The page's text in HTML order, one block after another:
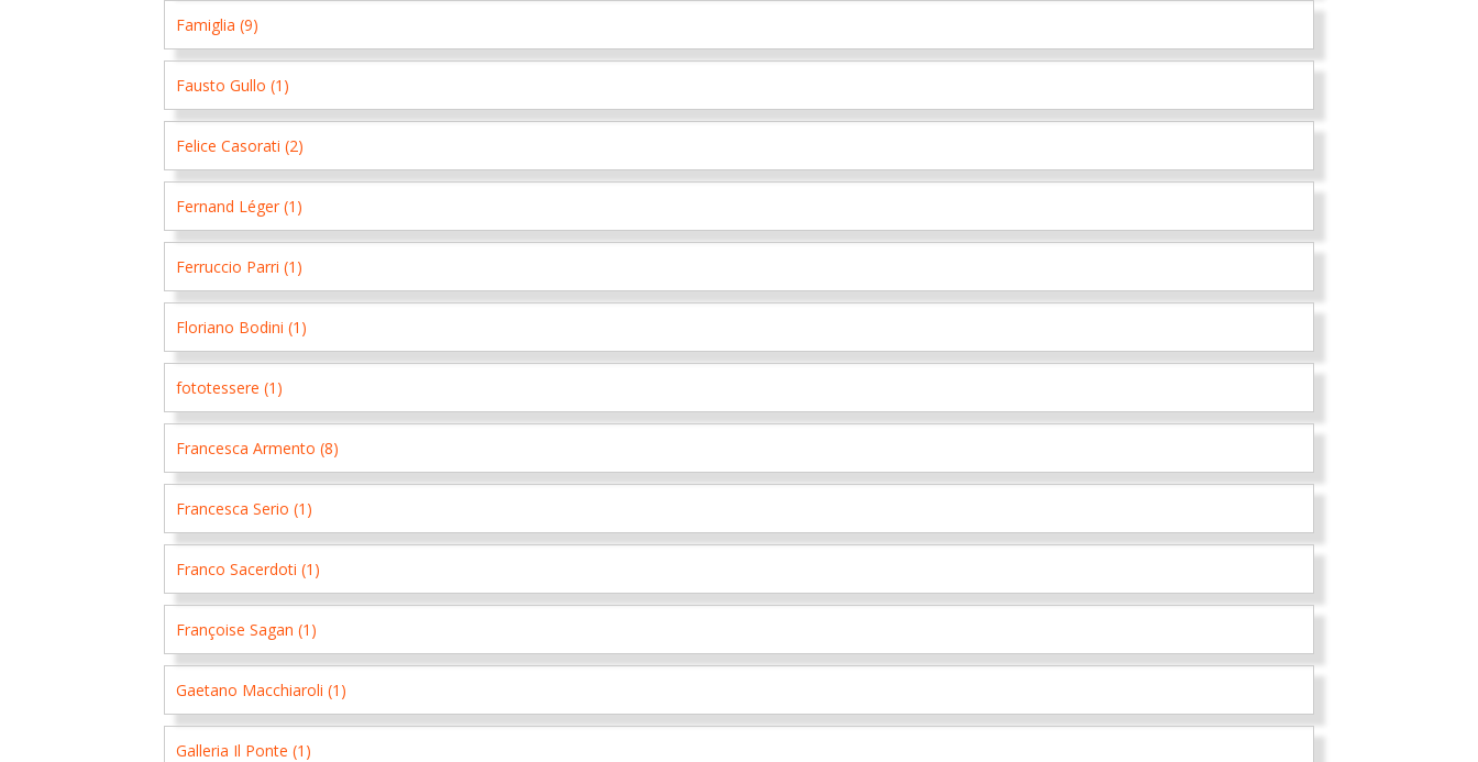
Famiglia (9)
Fausto Gullo (1)
Felice Casorati (2)
Fernand Léger (1)
Ferruccio Parri (1)
Floriano Bodini (1)
fototessere (1)
Francesca Armento (8)
Francesca Serio (1)
Franco Sacerdoti (1)
Françoise Sagan (1)
Gaetano Macchiaroli (1)
Galleria Il Ponte (1)